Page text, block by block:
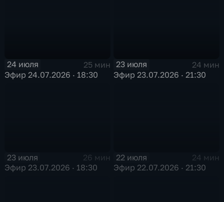
24 июля
25 мин
Эфир 24.07.2026 · 18:30
23 июля
24 мин
Эфир 23.07.2026 · 21:30
23 июля
26 мин
Эфир 23.07.2026 · 18:30
22 июля
24 мин
Эфир 22.07.2026 · 21:30